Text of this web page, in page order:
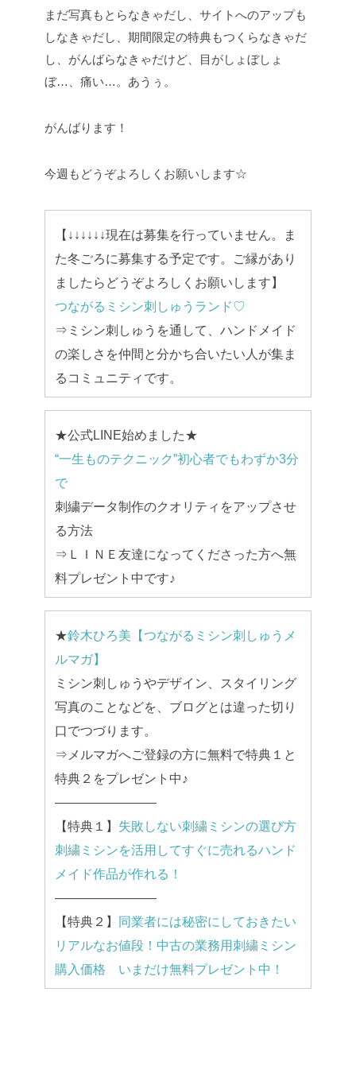
まだ写真もとらなきゃだし、サイトへのアップも
しなきゃだし、期間限定の特典もつくらなきゃだ
し、がんばらなきゃだけど、目がしょぼしょ
ぼ…、痛い…。あうぅ。
がんばります！
今週もどうぞよろしくお願いします☆
【↓↓↓↓↓↓現在は募集を行っていません。ま
た冬ごろに募集する予定です。ご縁があり
ましたらどうぞよろしくお願いします】
つながるミシン刺しゅうランド♡
⇒ミシン刺しゅうを通して、ハンドメイド
の楽しさを仲間と分かち合いたい人が集ま
るコミュニティです。
★公式LINE始めました★
“一生ものテクニック”初心者でもわずか3分
で
刺繍データ制作のクオリティをアップさせ
る方法
⇒ＬＩＮＥ友達になってくださった方へ無
料プレゼント中です♪
★鈴木ひろ美【つながるミシン刺しゅうメ
ルマガ】
ミシン刺しゅうやデザイン、スタイリング
写真のことなどを、ブログとは違った切り
口でつづります。
⇒メルマガへご登録の方に無料で特典１と
特典２をプレゼント中♪
————————
【特典１】 失敗しない刺繍ミシンの選び方
刺繍ミシンを活用してすぐに売れるハンド
メイド作品が作れる！
————————
【特典２】
同業者には秘密にしておきたい
リアルなお値段！中古の業務用刺繍ミシン
購入価格 いまだけ無料プレゼント中！